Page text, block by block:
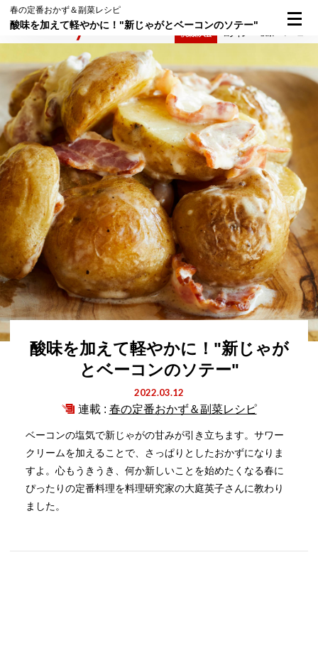
春の定番おかず＆副菜レシピ
酸味を加えて軽やかに！"新じゃがとベーコンのソテー"
酸味を加えて軽やかに！"新じゃが
とベーコンのソテー"
2022.03.12
連載 : 春の定番おかず＆副菜レシピ
ベーコンの塩気で新じゃがの甘みが引き立ちます。サワー
クリームを加えることで、さっぱりとしたおかずになりま
すよ。心もうきうき、何か新しいことを始めたくなる春に
ぴったりの定番料理を料理研究家の大庭英子さんに教わり
ました。